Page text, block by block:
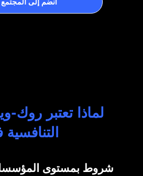
لماذا تعتبر
شروط بمستوى